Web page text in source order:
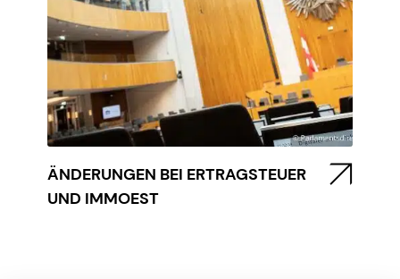
ÄNDERUNGEN BEI ERTRAGSTEUER
UND IMMOEST